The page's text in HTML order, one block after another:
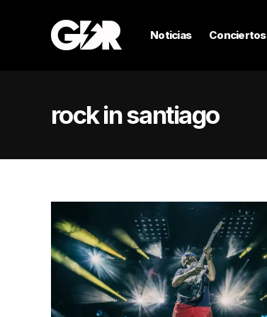
Noticias Conciertos
rock in santiago